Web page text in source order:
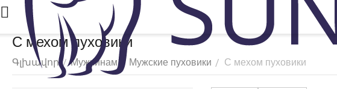
С мехом пуховики
Գլխավոր / Мужчинам / Мужские пуховики / С мехом пуховики